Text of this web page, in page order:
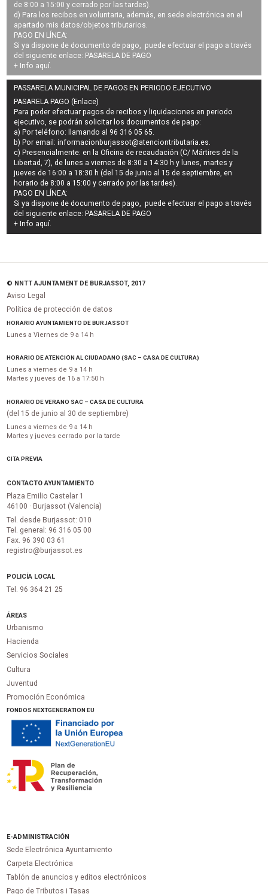
de 8:00 a 15:00 y cerrado por las tardes).
d) Para los recibos en voluntaria, además, en sede electrónica en el
apartado mis datos/objetos tributarios.
PAGO EN LÍNEA:
Si ya dispone de documento de pago, puede efectuar el pago a través
del siguiente enlace: PASARELA DE PAGO
+ Info aquí.
PASSARELA MUNICIPAL DE PAGOS EN PERIODO EJECUTIVO
PASARELA PAGO (Enlace)
Para poder efectuar pagos derecibos y liquidaciones en periodo
ejecutivo, se podrán solicitar los documentos de pago:
a) Por teléfono: llamando al 96 316 05 65.
b) Por email:informacionburjassot@atenciontributaria.es.
c) Presencialmente: en la Oficina de recaudación (C/ Mártires de la
Libertad, 7), de lunes a viernes de 8:30 a 14:30 h y lunes, martes y
jueves de 16:00 a 18:30 h (del 15 de junio al 15 de septiembre, en
horario de 8:00 a 15:00 y cerrado por las tardes).
PAGO EN LÍNEA:
Si ya dispone de documento de pago, puede efectuar el pago a través
del siguiente enlace: PASARELA DE PAGO
+ Info aquí.
© NNTT AJUNTAMENT DE BURJASSOT, 2017
Aviso Legal
Política de protección de datos
HORARIO AYUNTAMIENTO DE BURJASSOT
Lunes a Viernes de 9 a 14 h
HORARIO DE ATENCIÓN AL CIUDADANO (SAC – CASA DE CULTURA)
Lunes a viernes de 9 a 14 h
Martes y jueves de 16 a 17:50 h
HORARIO DE VERANO SAC – CASA DE CULTURA
(del 15 de junio al 30 de septiembre)
Lunes a viernes de 9 a 14 h
Martes y jueves cerrado por la tarde
CITA PREVIA
CONTACTO AYUNTAMIENTO
Plaza Emilio Castelar 1
46100 · Burjassot (Valencia)
Tel. desde Burjassot: 010
Tel. general: 96 316 05 00
Fax. 96 390 03 61
registro@burjassot.es
POLICÍA LOCAL
Tel. 96 364 21 25
ÁREAS
Urbanismo
Hacienda
Servicios Sociales
Cultura
Juventud
Promoción Económica
FONDOS NEXTGENERATION EU
E-ADMINISTRACIÓN
Sede Electrónica Ayuntamiento
Carpeta Electrónica
Tablón de anuncios y editos electrónicos
Pago de Tributos i Tasas